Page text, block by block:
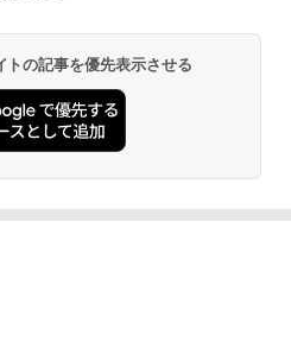
の記事を優先表示させる